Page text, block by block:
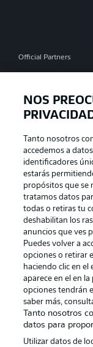
Official Partners
Publicidad
Gestionar las
Canales
Jugadores
Sello Editorial
NOS
Tanto nosotros
accedemos a
identificadores
estarás
propósitos que se
tratamos datos
todas o retiras tu
deshabilitan los
anuncios que ves
Puedes volver a
opciones o retirar
haciendo clic en el
aparece en el en
opciones tendrán
saber más,
Tanto nosotros
datos para
Utilizar datos de